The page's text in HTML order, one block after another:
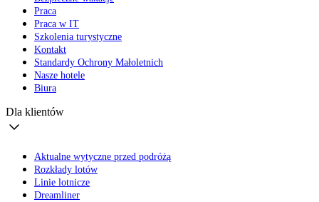
Praca
Praca w IT
Szkolenia turystyczne
Kontakt
Standardy Ochrony Małoletnich
Nasze hotele
Biura
Dla klientów
Aktualne wytyczne przed podróżą
Rozkłady lotów
Linie lotnicze
Dreamliner